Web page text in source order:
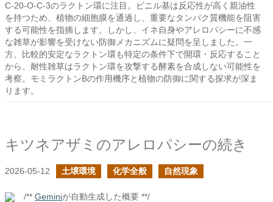
C-20-O-C-3のラクトン環に注目。ビニル基は反応性が高く親油性
を持つため、植物の細胞膜を通過し、重要なタンパク質機能を阻害
する可能性を指摘します。しかし、イネ自身やアレロパシーに不感
な雑草が影響を受けない防御メカニズムに疑問を呈しました。一
方、比較的安定なラクトン環も特定の条件下で開環・反応すること
から、耐性雑草はラクトン環を攻撃する酵素を合成しない可能性を
考察。モミラクトンBの作用機序と植物の防御に関する探求が深ま
ります。
キツネアザミのアレロパシーの続き
2026-05-12 土壌環境 化学全般 自然現象
/** Geminiが自動生成した概要 **/